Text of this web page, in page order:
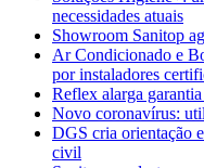
necessidades atuais
Showroom Sanitop
Ar Condicionado e
por instaladores
Reflex alarga
Novo coronavírus:
DGS cria orientação
civil